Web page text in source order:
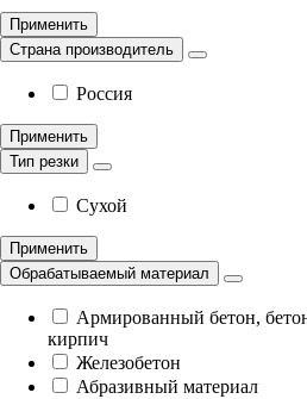
Применить
Страна производитель
Россия
Применить
Тип резки
Сухой
Применить
Обрабатываемый материал
Армированный бетон,
кирпич
Железобетон
Абразивный материал